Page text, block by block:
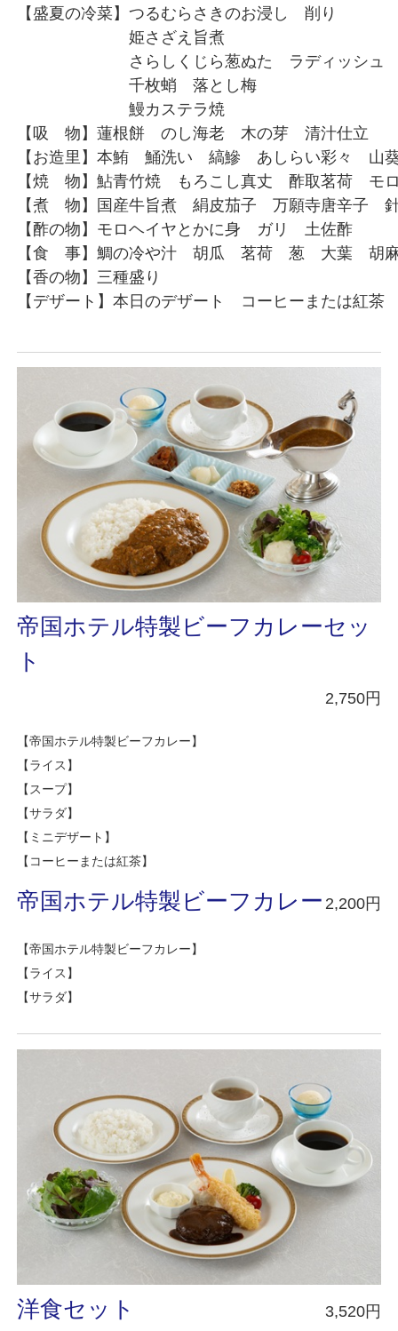
【盛夏の冷菜】つるむらさきのお浸し 削り
姫さざえ旨煮
さらしくじら葱ぬた ラディッシュ
千枚蛸 落とし梅
鰻カステラ焼
【吸 物】蓮根餅 のし海老 木の芽 清汁仕立
【お造里】本鮪 鯒洗い 縞鰺 あしらい彩々 山
【焼 物】鮎青竹焼 もろこし真丈 酢取茗荷 モ
【煮 物】国産牛旨煮 絹皮茄子 万願寺唐辛子
【酢の物】モロヘイヤとかに身 ガリ 土佐酢
【食 事】鯛の冷や汁 胡瓜 茗荷 葱 大葉 胡
【香の物】三種盛り
【デザート】本日のデザート コーヒーまたは紅茶
帝国ホテル特製ビーフカレーセッ
ト
2,750円
【帝国ホテル特製ビーフカレー】
【ライス 】
【スープ】
【サラダ】
【ミニデザート 】
【コーヒーまたは紅茶】
帝国ホテル特製ビーフカレー 2,200円
【帝国ホテル特製ビーフカレー】
【ライス 】
【サラダ】
洋食セット 3,520円